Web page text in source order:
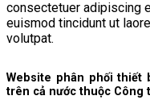
consectetuer adipiscing
euismod tincidunt ut
volutpat.
Website phân phối thiết
trên cả nước thuộc Công